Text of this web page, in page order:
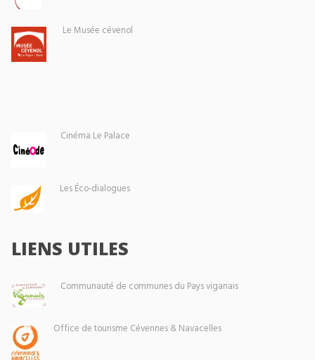
Le Musée cévenol
Cinéma Le Palace
Les Éco-dialogues
LIENS UTILES
Communauté de communes du Pays viganais
Office de tourisme Cévennes & Navacelles